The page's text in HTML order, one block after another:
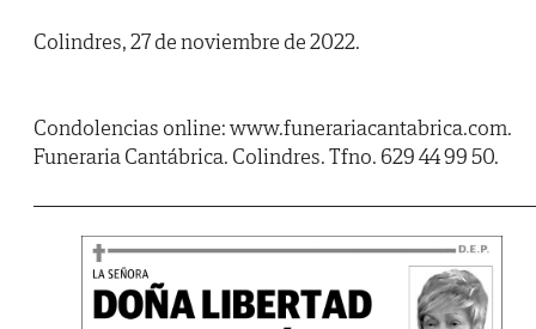
Colindres, 27 de noviembre de 2022.
Condolencias online: www.funerariacantabrica.com.
Funeraria Cantábrica. Colindres. Tfno. 629 44 99 50.